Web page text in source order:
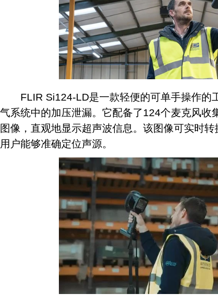
FLIR Si124-LD是一款轻便的可单手操作的
气系统中的加压泄漏。它配备了124个麦克风收
图像，直观地显示超声波信息。该图像可实时
用户能够准确定位声源。